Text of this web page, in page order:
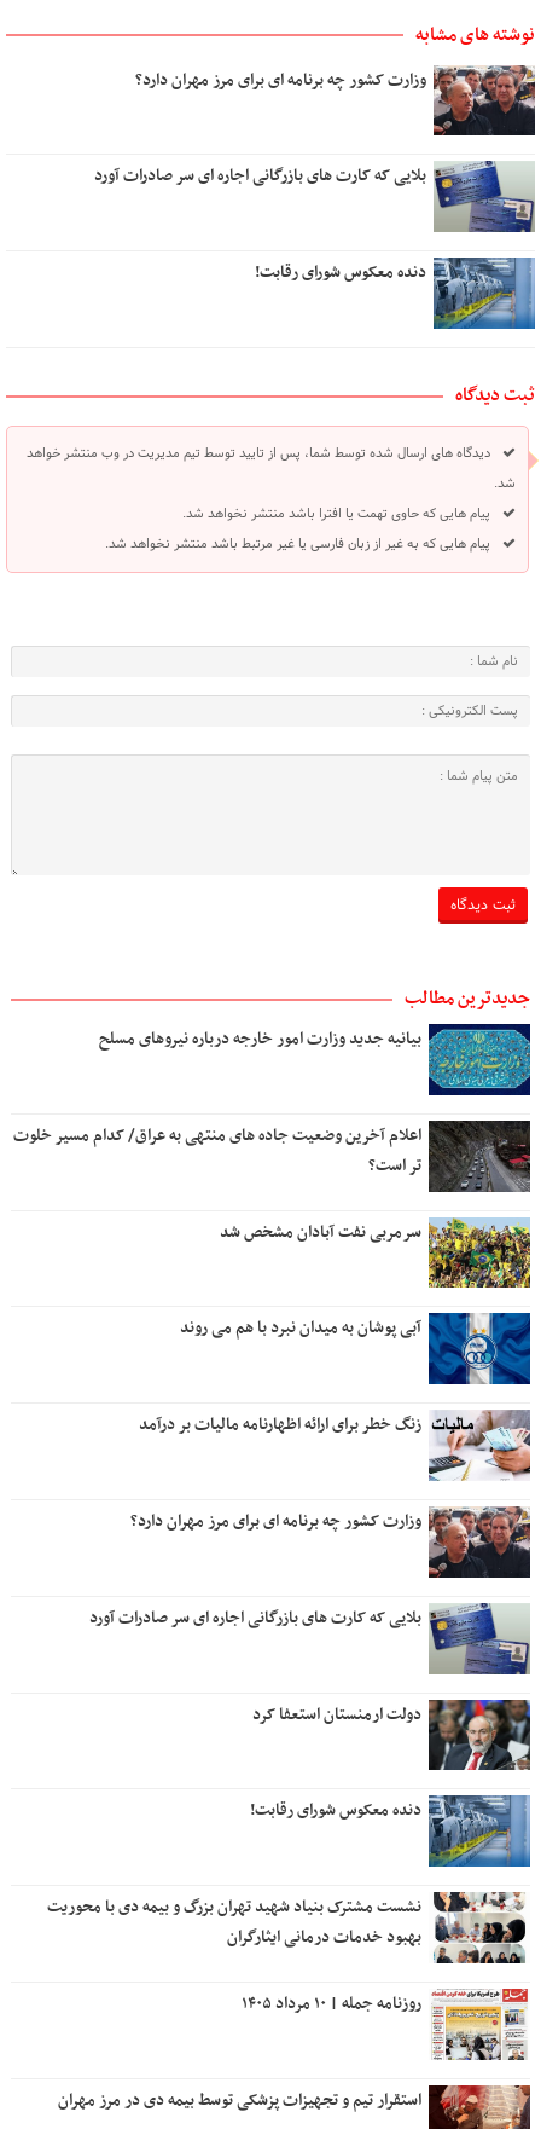
نوشته های مشابه
وزارت کشور چه برنامه ای برای مرز مهران دارد؟
بلایی که کارت های بازرگانی اجاره ای سر صادرات آورد
دنده معکوس شورای رقابت!
ثبت دیدگاه
دیدگاه های ارسال شده توسط شما، پس از تایید توسط تیم مدیریت در وب منتشر خواهد
شد.
پیام هایی که حاوی تهمت یا افترا باشد منتشر نخواهد شد.
پیام هایی که به غیر از زبان فارسی یا غیر مرتبط باشد منتشر نخواهد شد.
جدیدترین مطالب
بیانیه جدید وزارت امور خارجه درباره نیروهای مسلح
اعلام آخرین وضعیت جاده های منتهی به عراق/ کدام مسیر خلوت
تر است؟
سرمربی نفت آبادان مشخص شد
آبی پوشان به میدان نبرد با هم می روند
زنگ خطر برای ارائه اظهارنامه مالیات بر درآمد
وزارت کشور چه برنامه ای برای مرز مهران دارد؟
بلایی که کارت های بازرگانی اجاره ای سر صادرات آورد
دولت ارمنستان استعفا کرد
دنده معکوس شورای رقابت!
نشست مشترک بنیاد شهید تهران بزرگ و بیمه دی با محوریت
بهبود خدمات درمانی ایثارگران
روزنامه جمله | ۱۰ مرداد ۱۴۰۵
استقرار تیم و تجهیزات پزشکی توسط بیمه دی در مرز مهران